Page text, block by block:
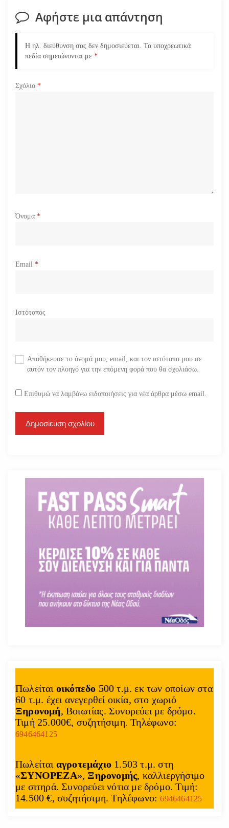
η
ά
θ
Αφήστε μια απάντηση
Η ηλ. διεύθυνση σας δεν δημοσιεύεται. Τα υποχρεωτικά
πεδία σημειώνονται με *
Σχόλιο *
Όνομα *
Email *
Ιστότοπος
Αποθήκευσε το όνομά μου, email, και τον ιστότοπο μου σε
αυτόν τον πλοηγό για την επόμενη φορά που θα σχολιάσω.
Επιθυμώ να λαμβάνω ειδοποιήσεις για νέα άρθρα μέσω email.
Πωλείται οικόπεδο 500 τ.μ. εκ των οποίων στα
60 τ.μ. έχει ανεγερθεί οικία, στο χωριό
Ξηρονομή, Βοιωτίας. Συνορεύει με δρόμο.
Τιμή 25.000€, συζητήσιμη. Τηλέφωνο:
6946464125
Πωλείται αγροτεμάχιο 1.503 τ.μ. στη
«ΣΥΝΟΡΕΖΑ», Ξηρονομής, καλλιεργήσιμο
με σιτηρά. Συνορεύει νότια με δρόμο. Τιμή:
14.500 €, συζητήσιμη. Τηλέφωνο:6946464125